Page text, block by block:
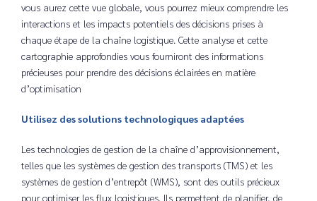
vous aurez cette vue globale, vous pourrez mieux comprendre les
interactions et les impacts potentiels des décisions prises à
chaque étape de la chaîne logistique. Cette analyse et cette
cartographie approfondies vous fourniront des informations
précieuses pour prendre des décisions éclairées en matière
d’optimisation
Utilisez des solutions technologiques adaptées
Les technologies de gestion de la chaîne d’approvisionnement,
telles que les systèmes de gestion des transports (TMS) et les
systèmes de gestion d’entrepôt (WMS), sont des outils précieux
pour optimiser les flux logistiques. Ils permettent de planifier, de